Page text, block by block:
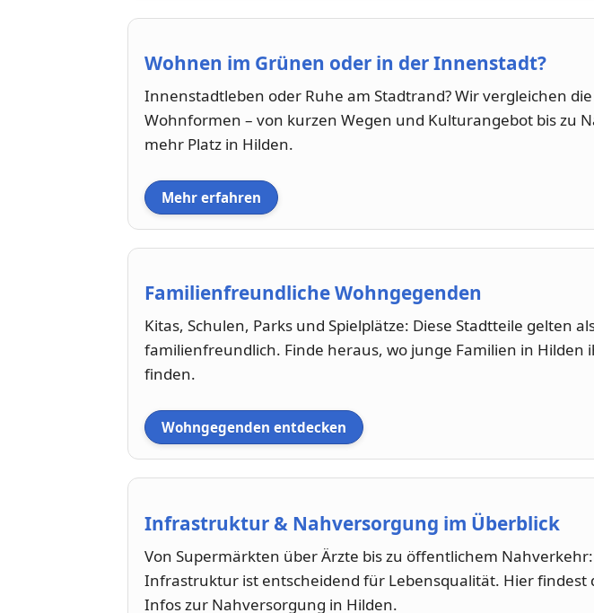
Wohnen im Grünen oder in der Innenstadt?
Innenstadtleben oder Ruhe am Stadtrand? Wir vergleichen
Wohnformen – von kurzen Wegen und Kulturangebot bis zu
mehr Platz in Hilden.
Mehr erfahren
Familienfreundliche Wohngegenden
Kitas, Schulen, Parks und Spielplätze: Diese Stadtteile gelten
familienfreundlich. Finde heraus, wo junge Familien in Hilden
finden.
Wohngegenden entdecken
Infrastruktur & Nahversorgung im Überblick
Von Supermärkten über Ärzte bis zu öffentlichem
Infrastruktur ist entscheidend für Lebensqualität. Hier findest
Infos zur Nahversorgung in Hilden.